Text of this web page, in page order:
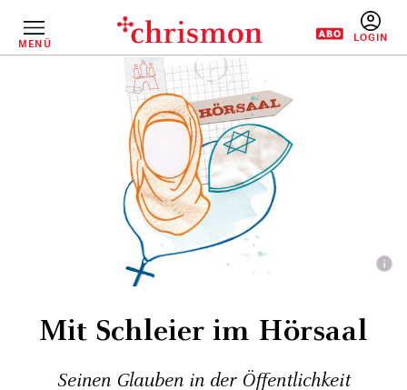
InhaltMENÜ
Mit Schleier im Hörsaal
Seinen Glauben in der Öffentlichkeit